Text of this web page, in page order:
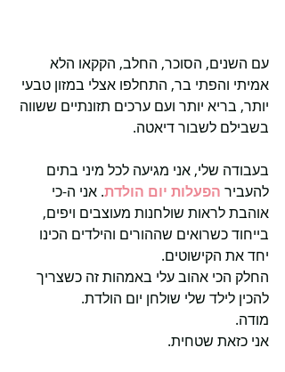
עם השנים, הסוכר, החלב, הקקאו הלא
אמיתי והפתי בר, התחלפו אצלי במזון טבעי
יותר, בריא יותר ועם ערכים תזונתיים ששווה
בשבילם לשבור דיאטה.
בעבודה שלי, אני מגיעה לכל מיני בתים
להעביר הפעלות יום הולדת. אני ה-כי
אוהבת לראות שולחנות מעוצבים ויפים,
בייחוד כשרואים שההורים והילדים הכינו
יחד את הקישוטים.
החלק הכי אהוב עלי באמהות זה כשצריך
להכין לילד שלי שולחן יום הולדת.
מודה.
אני כזאת שטחית.